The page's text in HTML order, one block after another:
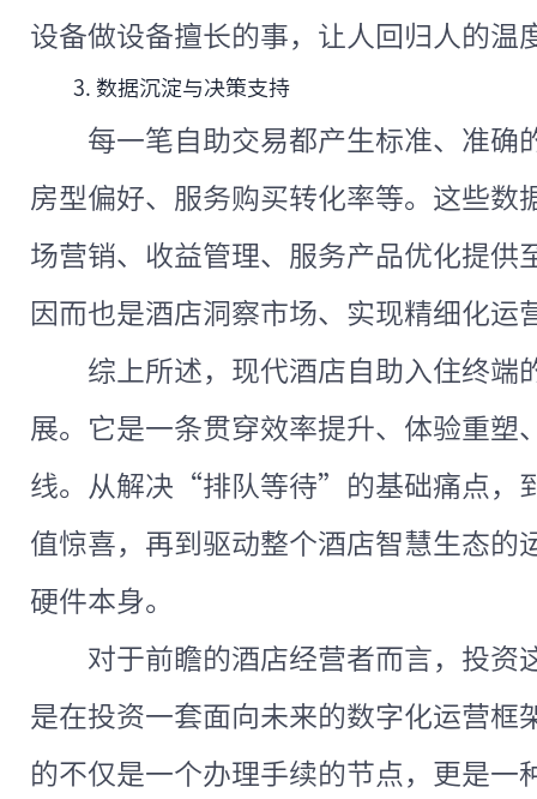
设备做设备擅长的事，让人回归人的温
3. 数据沉淀与决策支持
每一笔自助交易都产生标准、准
房型偏好、服务购买转化率等。这些数
场营销、收益管理、服务产品优化提供
因而也是酒店洞察市场、实现精细化运
综上所述，现代酒店自助入住终端
展。它是一条贯穿效率提升、体验重塑
线。从解决“排队等待”的基础痛点
值惊喜，再到驱动整个酒店智慧生态的
硬件本身。
对于前瞻的酒店经营者而言，投资
是在投资一套面向未来的数字化运营框
的不仅是一个办理手续的节点，更是一